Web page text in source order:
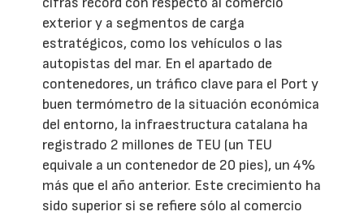
exterior y a segmentos de carga
estratégicos, como los vehículos o las
autopistas del mar. En el apartado de
contenedores, un tráfico clave para el Port y
buen termómetro de la situación económica
del entorno, la infraestructura catalana ha
registrado 2 millones de TEU (un TEU
equivale a un contenedor de 20 pies), un 4%
más que el año anterior. Este crecimiento ha
sido superior si se refiere sólo al comercio